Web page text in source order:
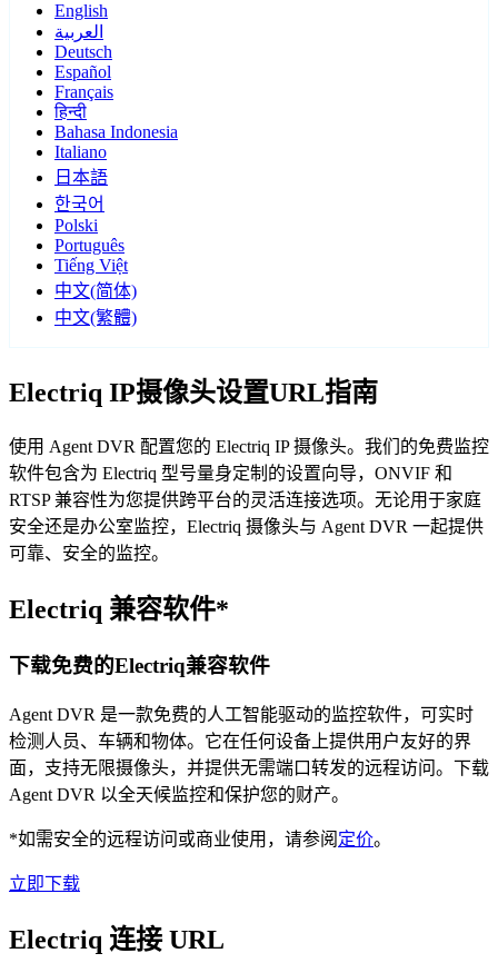
English
العربية
Deutsch
Español
Français
हिन्दी
Bahasa Indonesia
Italiano
日本語
한국어
Polski
Português
Tiếng Việt
中文(简体)
中文(繁體)
Electriq IP摄像头设置URL指南
使用 Agent DVR 配置您的 Electriq IP 摄像头。我们的免费监控
软件包含为 Electriq 型号量身定制的设置向导，ONVIF 和
RTSP 兼容性为您提供跨平台的灵活连接选项。无论用于家庭
安全还是办公室监控，Electriq 摄像头与 Agent DVR 一起提供
可靠、安全的监控。
Electriq 兼容软件*
下载免费的Electriq兼容软件
Agent DVR 是一款免费的人工智能驱动的监控软件，可实时
检测人员、车辆和物体。它在任何设备上提供用户友好的界
面，支持无限摄像头，并提供无需端口转发的远程访问。下载
Agent DVR 以全天候监控和保护您的财产。
*如需安全的远程访问或商业使用，请参阅 定价。
立即下载
Electriq 连接 URL